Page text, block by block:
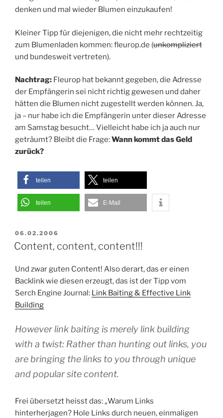
denken und mal wieder Blumen einzukaufen!
Kleiner Tipp für diejenigen, die nicht mehr rechtzeitig
zum Blumenladen kommen: fleurop.de (unkompliziert
und bundesweit vertreten).
Nachtrag: Fleurop hat bekannt gegeben, die Adresse
der Empfängerin sei nicht richtig gewesen und daher
hätten die Blumen nicht zugestellt werden können. Ja,
ja – nur habe ich die Empfängerin unter dieser Adresse
am Samstag besucht… Vielleicht habe ich ja auch nur
geträumt? Bleibt die Frage:Wann kommt das Geld
zurück?
teilen teilen
teilen E-Mail
VERÖFFENTLICHT
AM
06.02.2006
Content, content, content!!!
Und zwar guten Content! Also derart, das er einen
Backlink wie diesen erzeugt, das ist der Tipp vom
Serch Engine Journal: Link Baiting & Effective Link
Building
However link baiting is merely link building
with a twist: Rather than hunting out links, you
are bringing the links to you through unique
and popular site content.
Frei übersetzt heisst das: „Warum Links
hinterherjagen? Hole Links durch neuen, einmaligen